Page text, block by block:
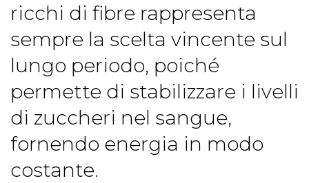
ricchi di fibre rappresenta
sempre la scelta vincente sul
lungo periodo, poiché
permette di stabilizzare i livelli
di zuccheri nel sangue,
fornendo energia in modo
costante.